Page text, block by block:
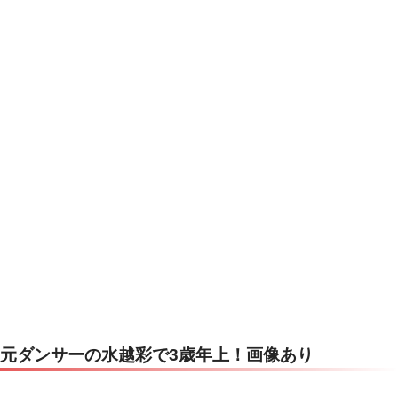
元ダンサーの水越彩で3歳年上！画像あり